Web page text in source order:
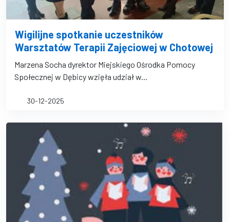
Wigilijne spotkanie uczestników
Warsztatów Terapii Zajęciowej w Chotowej
Marzena Socha dyrektor Miejskiego Ośrodka Pomocy
Społecznej w Dębicy wzięła udział w...
30-12-2025